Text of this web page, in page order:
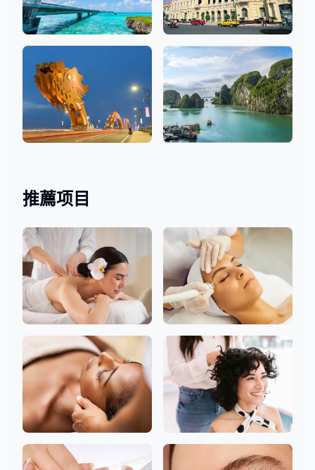
沖繩
3 沙龍
胡志明
9 沙龍
推薦项目
身體 面部的
頭部水療 頭髮